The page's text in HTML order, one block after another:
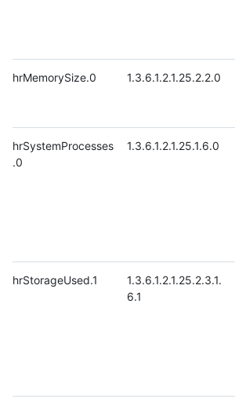
hrMemorySize.0 1.3.6.1.2.1.25.2.2.0
hrSystemProcesses
.0
1.3.6.1.2.1.25.1.6.0
hrStorageUsed.1
1.3.6.1.2.1.25.2.3.1.
6.1